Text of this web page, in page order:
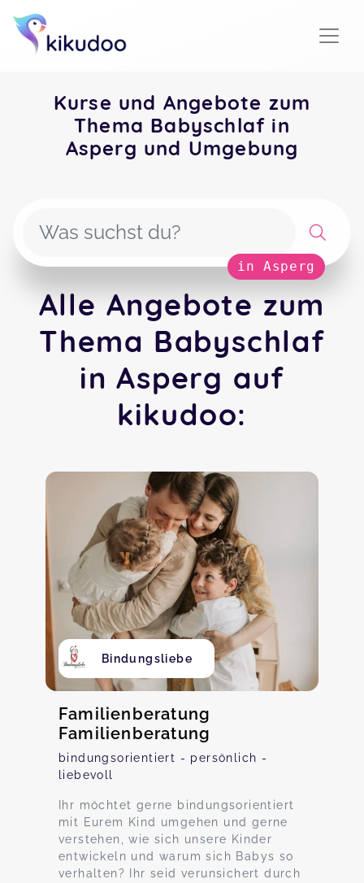
Kurse und Angebote zum
Thema Babyschlaf in
Asperg und Umgebung
in Asperg
Alle Angebote zum
Thema Babyschlaf
in Asperg auf
kikudoo:
Bindungsliebe
Familienberatung
Familienberatung
bindungsorientiert - persönlich -
liebevoll
Ihr möchtet gerne bindungsorientiert
mit Eurem Kind umgehen und gerne
verstehen, wie sich unsere Kinder
entwickeln und warum sich Babys so
verhalten? Ihr seid verunsichert durch